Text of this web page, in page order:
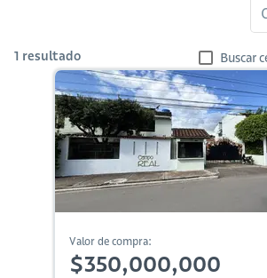
1 resultado Buscar
Valor de compra:
$350,000,000